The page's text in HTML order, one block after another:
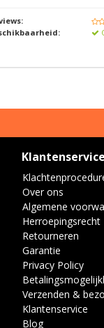
Klantenservice
Over ons
Algemene
Herroepingsrecht
Retourneren
Garantie
Privacy Policy
Verzenden &
Klantenservice
Blog